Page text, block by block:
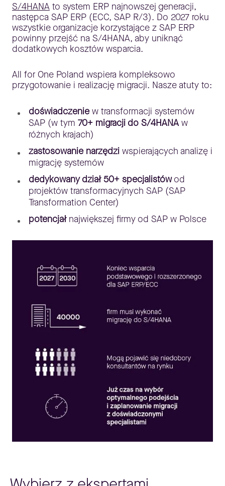
S/4HANA to system ERP najnowszej generacji,
następca SAP ERP (ECC, SAP R/3). Do 2027 roku
wszystkie organizacje korzystające z SAP ERP
powinny przejść na S/4HANA, aby uniknąć
dodatkowych kosztów wsparcia.
All for One Poland wspiera kompleksowo
przygotowanie i realizację migracji. Nasze atuty to:
doświadczeniew transformacji systemów
SAP (w tym 70+ migracji do S/4HANAw
różnych krajach)
zastosowanie narzędzi wspierających analizę i
migrację systemów
dedykowany dział 50+ specjalistówod
projektów transformacyjnych SAP (SAP
Transformation Center)
potencjałnajwiększej firmy od SAP w Polsce